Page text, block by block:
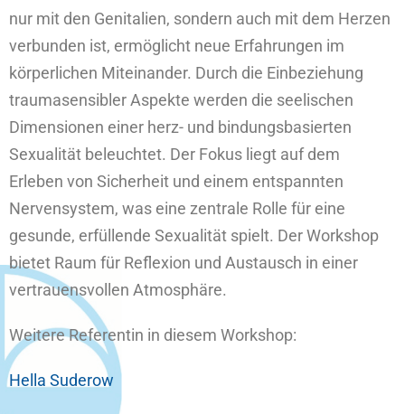
nur mit den Genitalien, sondern auch mit dem Herzen
verbunden ist, ermöglicht neue Erfahrungen im
körperlichen Miteinander. Durch die Einbeziehung
traumasensibler Aspekte werden die seelischen
Dimensionen einer herz- und bindungsbasierten
Sexualität beleuchtet. Der Fokus liegt auf dem
Erleben von Sicherheit und einem entspannten
Nervensystem, was eine zentrale Rolle für eine
gesunde, erfüllende Sexualität spielt. Der Workshop
bietet Raum für Reflexion und Austausch in einer
vertrauensvollen Atmosphäre.
Weitere Referentin in diesem Workshop:
Hella Suderow